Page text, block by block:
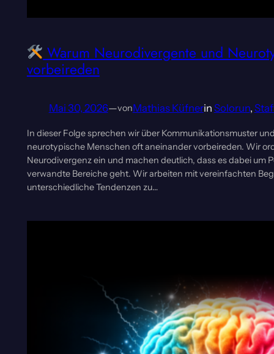
Warum Neurodivergente und
vorbeireden
Mai 30, 2026—vonMathias Küfnerin Solorun,
In dieser Folge sprechen wir über Kommunikationsmuster
neurotypische Menschen oft aneinander vorbeireden. Wir
Neurodivergenz ein und machen deutlich, dass es dabei um
verwandte Bereiche geht. Wir arbeiten mit vereinfachten
unterschiedliche Tendenzen zu…